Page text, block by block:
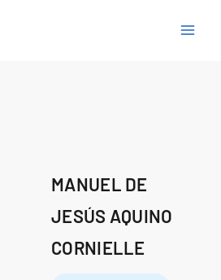
MANUEL DE
JESÚS AQUINO
CORNIELLE